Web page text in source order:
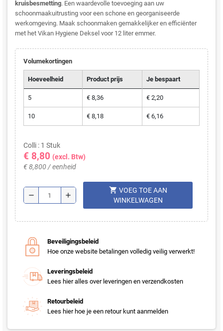
kruisbesmetting. Een waardevolle toevoeging aan uw
schoonmaakuitrusting voor een schone en georganiseerde
werkomgeving. Maak schoonmaken gemakkelijker en efficiënter
met het Vikan Hygiene Deksel voor 12 liter emmer.
Volumekortingen
Hoeveelheid Product prijs Je bespaart
5 € 8,36 € 2,20
10 € 8,18 € 6,16
Colli : 1 Stuk
€ 8,80 (excl. Btw)
€ 8,800 / eenheid
remove add
shopping_cart VOEG TOE AAN
WINKELWAGEN
Beveiligingsbeleid
Hoe onze website betalingen volledig veilig verwerkt!
Leveringsbeleid
Lees hier alles over leveringen en verzendkosten
Retourbeleid
Lees hier hoe je een retour kunt aanmelden